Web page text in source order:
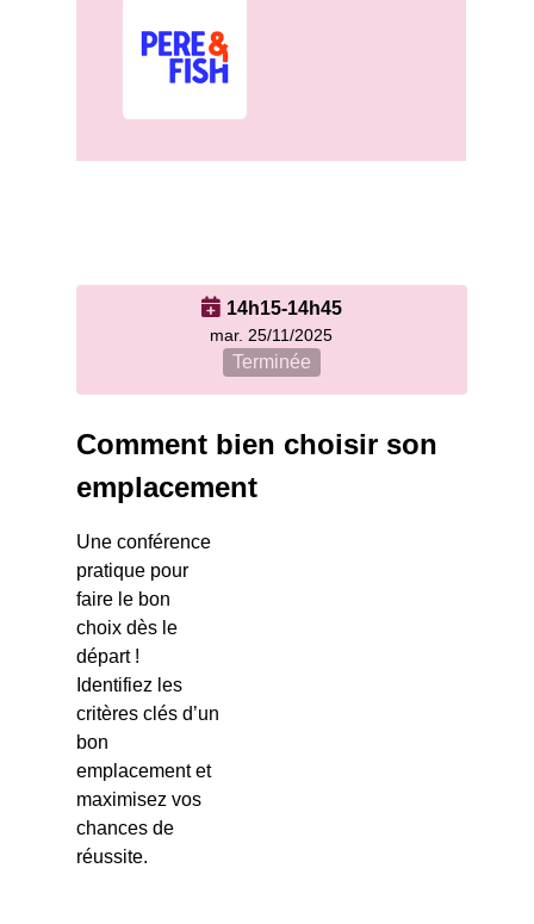
14h15-14h45
mar. 25/11/2025
Terminée
Comment bien choisir son
emplacement
Une conférence
pratique pour
faire le bon
choix dès le
départ !
Identifiez les
critères clés d’un
bon
emplacement et
maximisez vos
chances de
réussite.